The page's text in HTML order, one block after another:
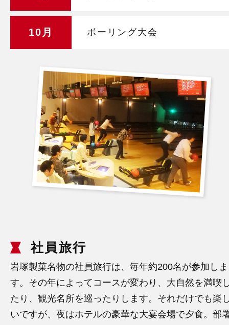
10月 ボーリング大会
社員旅行
岩塚製菓名物の社員旅行は、毎年約200名が参加しま
す。その年によってコースが変わり、大自然を満喫
たり、観光名所を巡ったりします。それだけでも楽
いですが、夜はホテルの豪華な大宴会場で夕食。部